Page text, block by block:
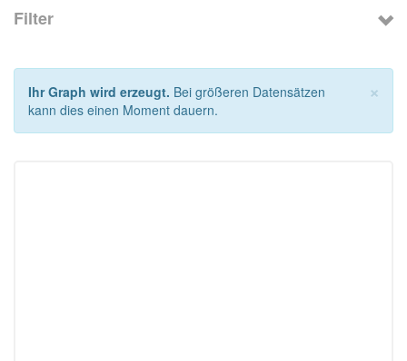
Filter
×
Ihr Graph wird erzeugt. Bei größeren Datensätzen
kann dies einen Moment dauern.